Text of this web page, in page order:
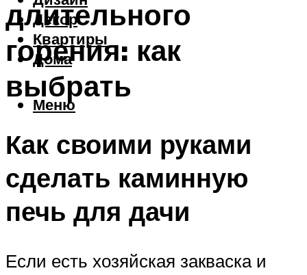
Декор
Квартиры
Дома
Меню
длительного
горения: как
выбрать
Как своими руками
сделать каминную
печь для дачи
Если есть хозяйская закваска и